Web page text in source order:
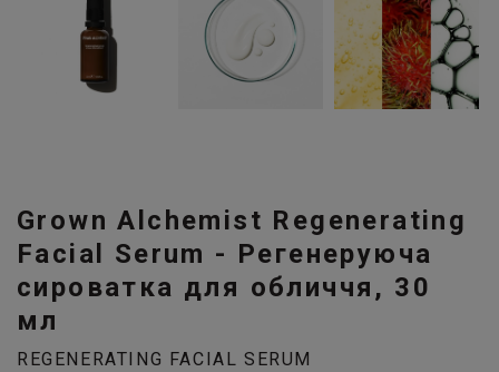
Grown Alchemist Regenerating
Facial Serum - Регенеруюча
сироватка для обличчя, 30
мл
REGENERATING FACIAL SERUM